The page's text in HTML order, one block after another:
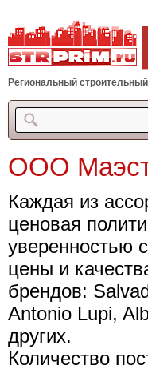
Региональный
ООО
Каждая из
ценовая
уверенностью
цены и
брендов:
Antonio Lupi,
других.
Количество